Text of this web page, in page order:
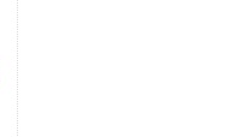
$html